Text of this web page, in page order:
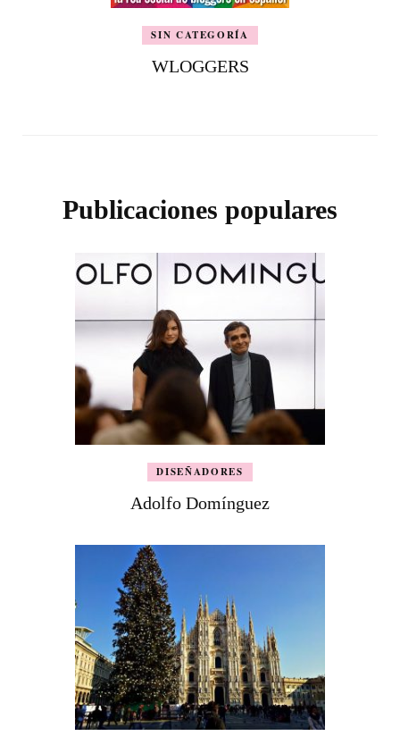
SIN CATEGORÍA
WLOGGERS
Publicaciones populares
DISEÑADORES
Adolfo Domínguez